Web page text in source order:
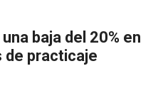
baja del 20% en
de practicaje